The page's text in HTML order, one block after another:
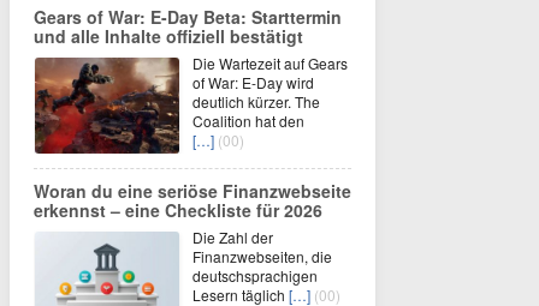
Gears of War: E-Day Beta: Starttermin
und alle Inhalte offiziell bestätigt
Die Wartezeit auf Gears
of War: E-Day wird
deutlich kürzer. The
Coalition hat den
[…] (00)
Woran du eine seriöse Finanzwebseite
erkennst – eine Checkliste für 2026
Die Zahl der
Finanzwebseiten, die
deutschsprachigen
Lesern täglich […] (00)